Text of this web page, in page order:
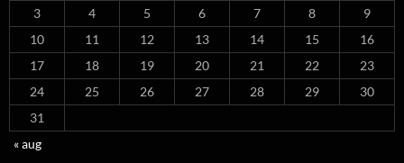
3
4 5 6 7 8
9
10
11 12 13 14 15
16
17
18 19 20 21 22
23
24
25 26 27 28 29
30
31
« aug